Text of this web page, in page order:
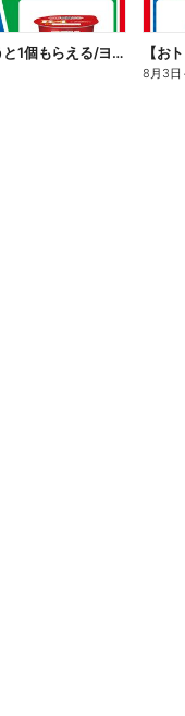
【おトク】1個買うと1個もらえる/ヨーグルト 【お
8月3日